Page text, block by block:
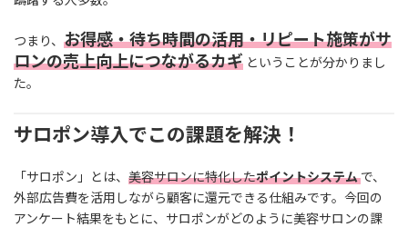
つまり、 お得感・待ち時間の活用・リピート施策がサ
ロンの売上向上につながるカギ ということが分かりまし
た。
サロポン導入でこの課題を解決！
「サロポン」とは、 美容サロンに特化したポイントシステム で、
外部広告費を活用しながら顧客に還元できる仕組みです。今回の
アンケート結果をもとに、サロポンがどのように美容サロンの課